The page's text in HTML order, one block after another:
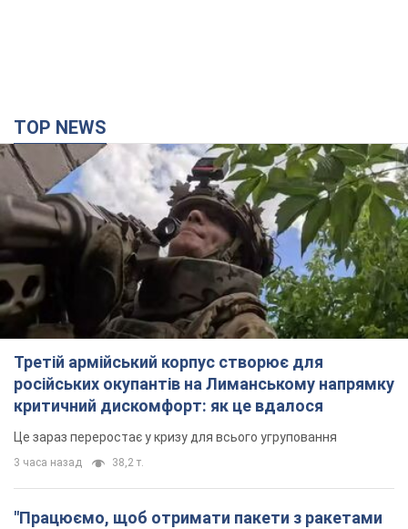
TOP NEWS
Третій армійський корпус створює для
російських окупантів на Лиманському напрямку
критичний дискомфорт: як це вдалося
Це зараз переростає у кризу для всього угруповання
3 часа назад 38,2 т.
"Працюємо, щоб отримати пакети з ракетами